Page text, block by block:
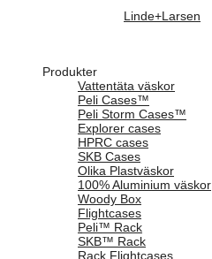
Produkter
Vattentäta väskor
Peli Cases™
Peli Storm Cases™
Explorer cases
HPRC cases
SKB Cases
Olika Plastväskor
100% Aluminium väskor
Woody Box
Flightcases
Peli™ Rack
SKB™ Rack
Rack Flightcases